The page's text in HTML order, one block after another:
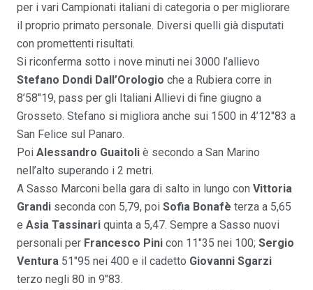
per i vari Campionati italiani di categoria o per migliorare
il proprio primato personale. Diversi quelli già disputati
con promettenti risultati.
Si riconferma sotto i nove minuti nei 3000 l’allievo
Stefano Dondi Dall’Orologio che a Rubiera corre in
8’58″19, pass per gli Italiani Allievi di fine giugno a
Grosseto. Stefano si migliora anche sui 1500 in 4’12″83 a
San Felice sul Panaro.
Poi Alessandro Guaitoli è secondo a San Marino
nell’alto superando i 2 metri.
A Sasso Marconi bella gara di salto in lungo con Vittoria
Grandi seconda con 5,79, poi Sofia Bonafè terza a 5,65
e Asia Tassinari quinta a 5,47. Sempre a Sasso nuovi
personali per Francesco Pini con 11″35 nei 100; Sergio
Ventura 51″95 nei 400 e il cadetto Giovanni Sgarzi
terzo negli 80 in 9″83.